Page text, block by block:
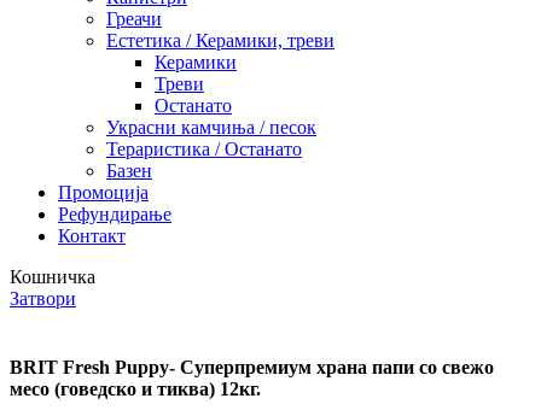
Греачи
Естетика / Керамики, треви
Керамики
Треви
Останато
Украсни камчиња / песок
Тераристика / Останато
Базен
Промоција
Рефундирање
Контакт
Кошничка
Затвори
BRIT Fresh Puppy- Суперпремиум храна папи со свежо
месо (говедско и тиква) 12кг.